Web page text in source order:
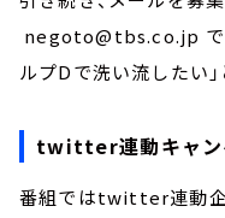
negoto@tbs.co.jp で
ルプDで洗い流したい
twitter連動キャン
番組ではtwitter連動企